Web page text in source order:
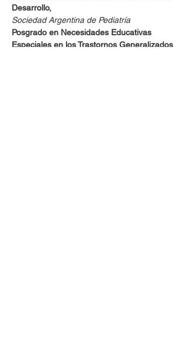
Desarrollo,
Sociedad Argentina de Pediatría
Posgrado en Necesidades Educativas
Especiales en los Trastornos Generalizados